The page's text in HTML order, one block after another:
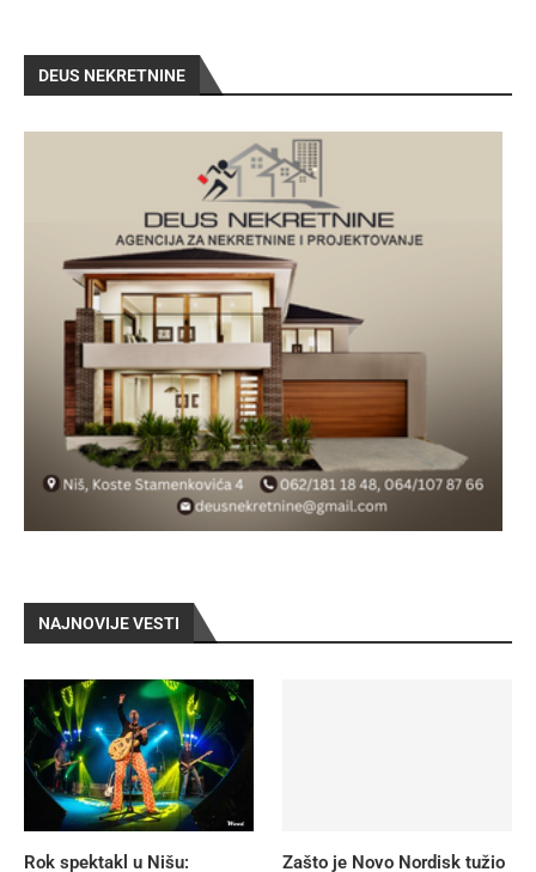
DEUS NEKRETNINE
NAJNOVIJE VESTI
Rok spektakl u Nišu:
Zašto je Novo Nordisk tužio